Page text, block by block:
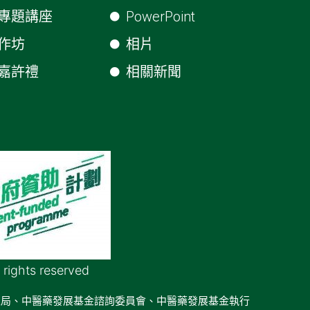
題講座
坊
許禮
PowerPoint
相片
相關新聞
reserved
、中醫藥發展基金諮詢委員會、中醫藥發展基金執行